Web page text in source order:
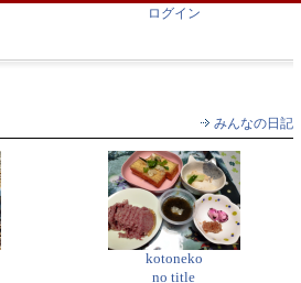
ログイン
みんなの日記
kotoneko
no title